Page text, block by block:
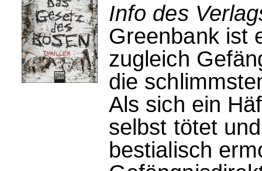
Info des
Greenbank ist
zugleich
die
Als sich ein
selbst tötet
bestialisch